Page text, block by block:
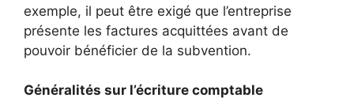
exemple, il peut être exigé que l’entreprise
présente les factures acquittées avant de
pouvoir bénéficier de la subvention.
Généralités sur l’écriture comptable